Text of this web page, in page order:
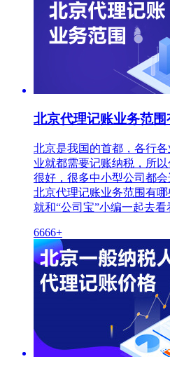
北京代理记账业务范
北京是我国的首都，各行
业就都需要记账纳税，所
很好，很多中小型公司都
北京代理记账业务范围有
就和“公司宝”小编一起去看
6666+